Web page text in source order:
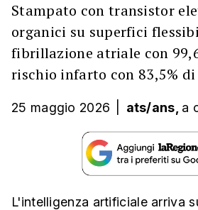
Stampato con transistor
organici su superfici
fibrillazione atriale con
rischio infarto con 83,5%
25 maggio 2026 ats/ans, a
L'intelligenza artificiale arriva